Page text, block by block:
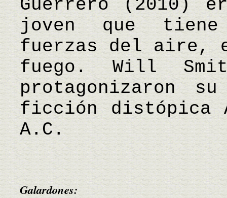
Guerrero (2010)
joven que
fuerzas del aire,
fuego. Will
protagonizaron
ficción distópica
A.C.
Galardones: